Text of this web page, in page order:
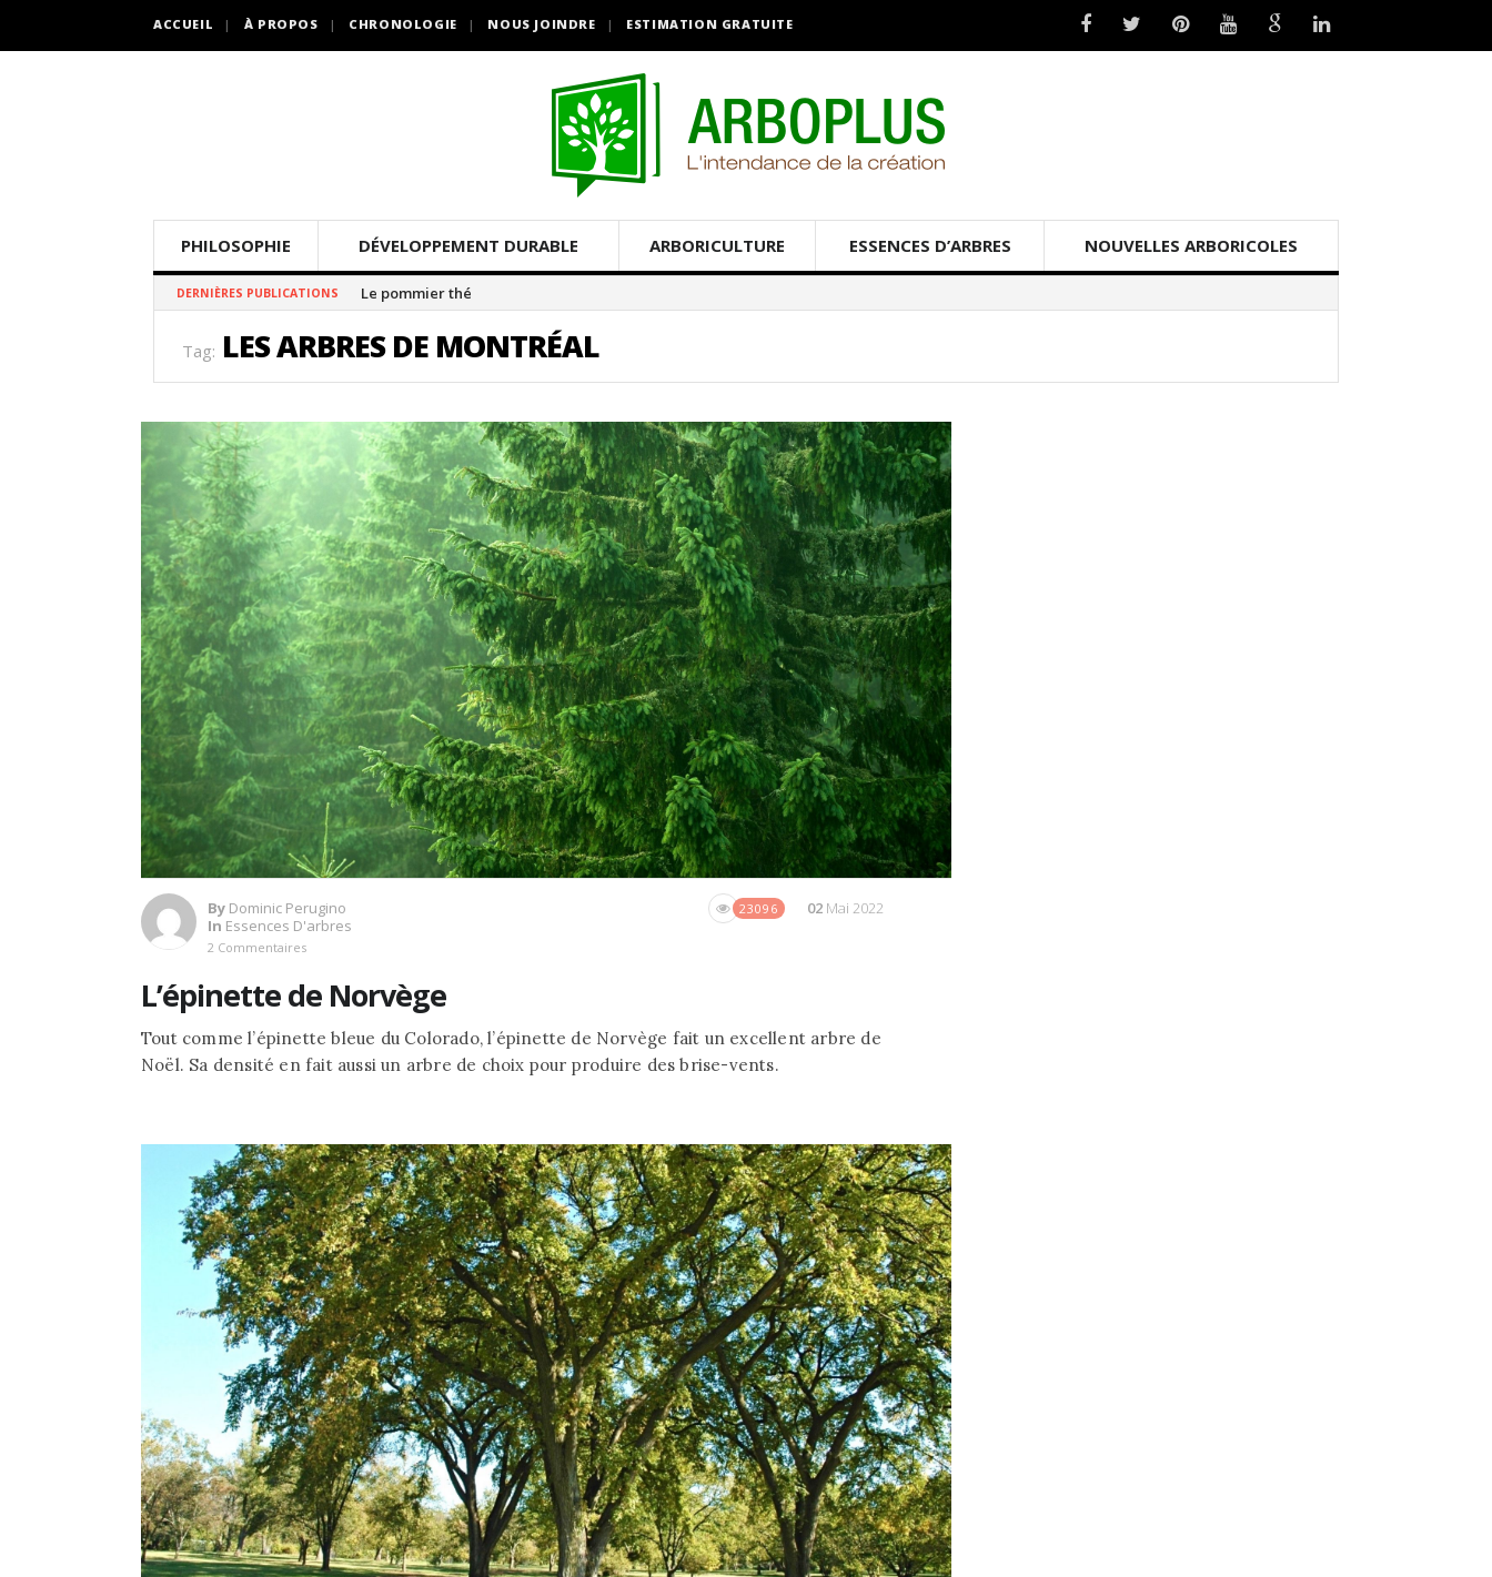
ACCUEIL À PROPOS CHRONOLOGIE NOUS JOINDRE ESTIMATION GRATUITE
PHILOSOPHIE DÉVELOPPEMENT DURABLE ARBORICULTURE ESSENCES D’ARBRES NOUVELLES ARBORICOLES
DERNIÈRES PUBLICATIONS Le pommier thé
Tag: LES ARBRES DE MONTRÉAL
By Dominic Perugino
In Essences D'arbres
2 Commentaires
23096 02 Mai 2022
L’épinette de Norvège
Tout comme l’épinette bleue du Colorado, l’épinette de Norvège fait un excellent arbre de
Noël. Sa densité en fait aussi un arbre de choix pour produire des brise-vents.